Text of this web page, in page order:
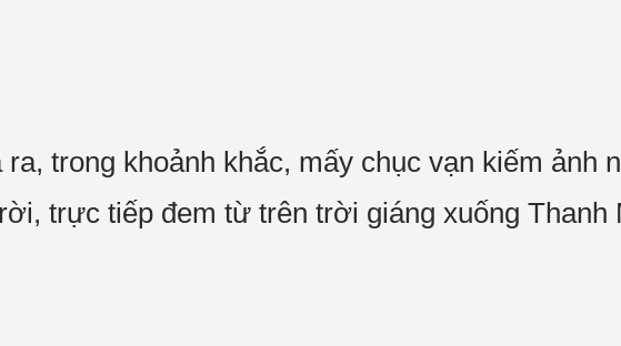
trong khoảnh khắc, mấy chục vạn kiếm ảnh
trực tiếp đem từ trên trời giáng xuống Thanh